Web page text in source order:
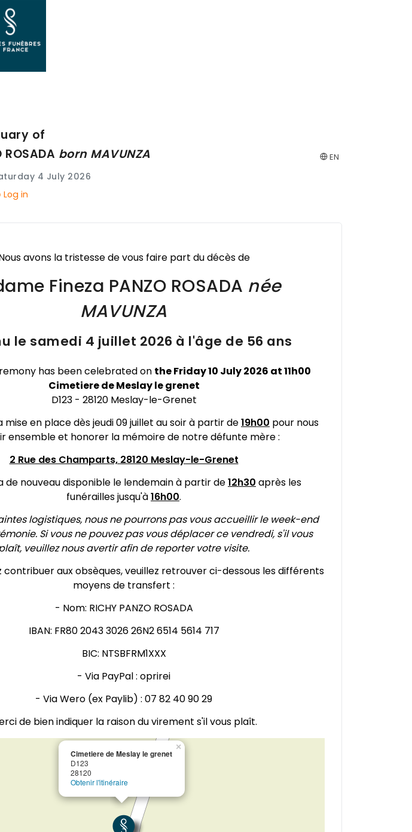
of
ROSADA born MAVUNZA
4 July 2026
Log in
EN
avons la tristesse de vous faire part du décès de
Fineza PANZO ROSADA née
MAVUNZA
le samedi 4 juillet 2026 à l'âge de 56 ans
has been celebrated on the Friday 10 July 2026 at 11h00
Cimetiere de Meslay le grenet
D123 - 28120 Meslay-le-Grenet
mise en place dès jeudi 09 juillet au soir à partir de19h00 pour nous
ensemble et honorer la mémoire de notre défunte mère :
2 Rue des Champarts, 28120 Meslay-le-Grenet
de nouveau disponible le lendemain à partir de12h30 après les
funérailles jusqu'à16h00.
logistiques, nous ne pourrons pas vous accueillir le week-end
Si vous ne pouvez pas vous déplacer ce vendredi, s'il vous
veuillez nous avertir afin de reporter votre visite.
contribuer aux obsèques, veuillez retrouver ci-dessous les différents
moyens de transfert :
- Nom: RICHY PANZO ROSADA
IBAN: FR80 2043 3026 26N2 6514 5614 717
BIC: NTSBFRM1XXX
- Via PayPal : oprirei
- Via Wero (ex Paylib) : 07 82 40 90 29
de bien indiquer la raison du virement s'il vous plaît.
Cimetiere de Meslay le grenet
D123
28120
Obtenir l'itinéraire
×